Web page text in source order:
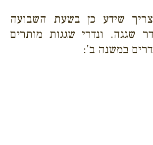
שידע כן בשעת השבועה
שגגה. ונדרי שגגות מותרים
במשנה ב':